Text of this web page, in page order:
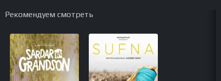
Рекомендуем смотреть